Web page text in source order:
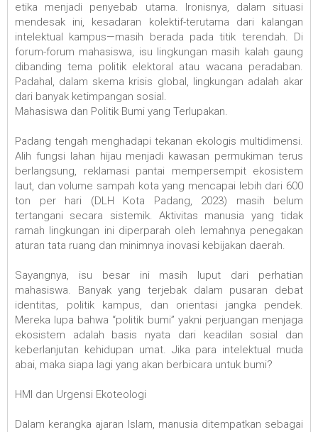
etika menjadi penyebab utama. Ironisnya, dalam situasi
mendesak ini, kesadaran kolektif-terutama dari kalangan
intelektual kampus—masih berada pada titik terendah. Di
forum-forum mahasiswa, isu lingkungan masih kalah gaung
dibanding tema politik elektoral atau wacana peradaban.
Padahal, dalam skema krisis global, lingkungan adalah akar
dari banyak ketimpangan sosial.
Mahasiswa dan Politik Bumi yang Terlupakan.
Padang tengah menghadapi tekanan ekologis multidimensi.
Alih fungsi lahan hijau menjadi kawasan permukiman terus
berlangsung, reklamasi pantai mempersempit ekosistem
laut, dan volume sampah kota yang mencapai lebih dari 600
ton per hari (DLH Kota Padang, 2023) masih belum
tertangani secara sistemik. Aktivitas manusia yang tidak
ramah lingkungan ini diperparah oleh lemahnya penegakan
aturan tata ruang dan minimnya inovasi kebijakan daerah.
Sayangnya, isu besar ini masih luput dari perhatian
mahasiswa. Banyak yang terjebak dalam pusaran debat
identitas, politik kampus, dan orientasi jangka pendek.
Mereka lupa bahwa “politik bumi” yakni perjuangan menjaga
ekosistem adalah basis nyata dari keadilan sosial dan
keberlanjutan kehidupan umat. Jika para intelektual muda
abai, maka siapa lagi yang akan berbicara untuk bumi?
HMI dan Urgensi Ekoteologi
Dalam kerangka ajaran Islam, manusia ditempatkan sebagai